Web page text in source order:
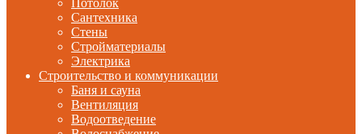
Потолок
Сантехника
Стены
Стройматериалы
Электрика
Строительство и коммуникации
Баня и сауна
Вентиляция
Водоотведение